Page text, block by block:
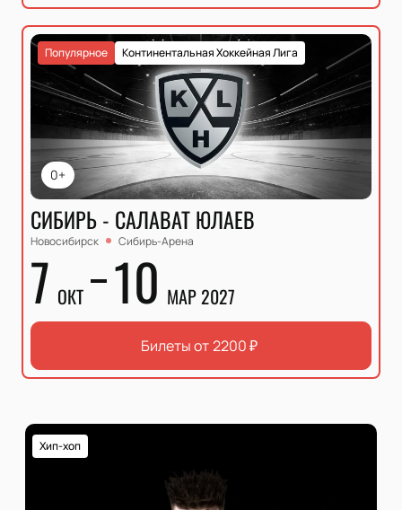
0+
Континентальная Хоккейная Лига
Популярное
СИБИРЬ - САЛАВАТ ЮЛАЕВ
Новосибирск Сибирь-Арена
7 ОКТ 10 МАР 2027
Билеты от2200₽
Хип-хоп